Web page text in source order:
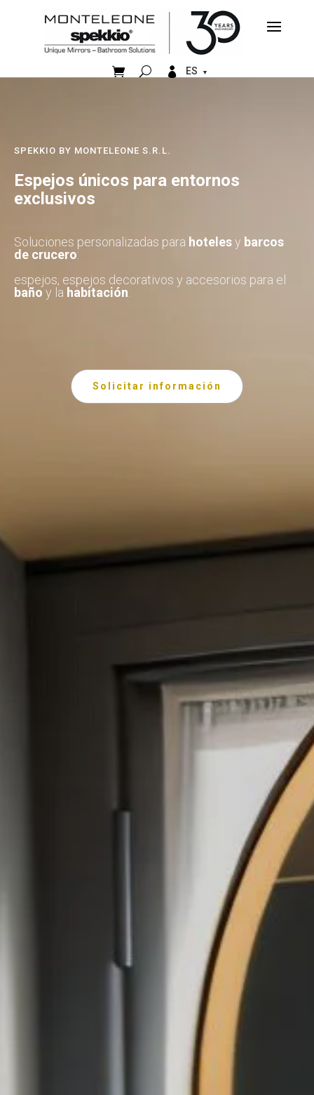
  ES
SPEKKIO BY MONTELEONE S.R.L.
Espejos únicos para entornos
exclusivos
Soluciones personalizadas para hotelesy barcos
de crucero:
espejos, espejos decorativos y accesorios para el
bañoy la habitación
Solicitar información